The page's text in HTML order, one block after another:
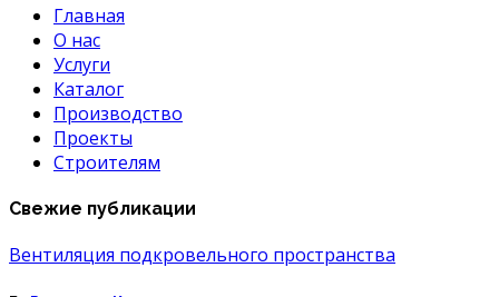
Главная
О нас
Услуги
Каталог
Производство
Проекты
Строителям
Свежие публикации
Вентиляция подкровельного пространства